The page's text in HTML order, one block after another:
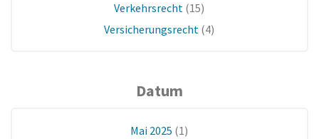
Verkehrsrecht (15)
Versicherungsrecht (4)
Datum
Mai 2025 (1)